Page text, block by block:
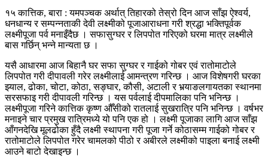
१५ कात्तिक, बारा : यमपञ्चक अर्थात् तिहारको तेस्रो दिन आज साँझ ऐश्वर्य,
धनधान्य र सम्पन्नताकी देवी लक्ष्मीको पूजाआराधना गरी श्रद्धा भक्तिपूर्वक
लक्ष्मीपूजा पर्व मनाइँदैछ । सफासुग्घर र लिपपोत गरिएको घरमा मात्र लक्ष्मीले
बास गर्छिन् भन्ने मान्यता छ ।
यसै आधारमा आज बिहानै घर सफा सुग्घर र गाईको गोबर एवं रातोमाटोले
लिपपोत गरी दीपावली गरेर लक्ष्मीलाई आमन्त्रण गरिन्छ । आज विशेषगरी घरका
झ्याल, ढोका, चोटा, कोठा, सङ्घार, कौसी, अटाली र भर्‍याङलगायतका स्थानमा
सरसफाइ गरी दीपावली गरिन्छ । यस पर्वलाई दीपमालिका पनि भनिन्छ ।
लक्ष्मीपूजा गरिने कात्तिक कृष्ण औँसीको रातलाई सुखरात्रि पनि भनिन्छ । वर्षभर
मनाइने चार प्रमुख रात्रिमध्ये यो पनि एक हो । लक्ष्मी पूजाका लागि आज साँझ
आँगनदेखि मूलढोका हुँदै लक्ष्मी स्थापना गरी पूजा गर्ने कोठासम्म गाईको गोबर र
रातोमाटोले लिपपोत गरेर चामलको पीठो र अबीरले लक्ष्मीको पाइला बनाई लक्ष्मी
आउने बाटो देखाइन्छ ।